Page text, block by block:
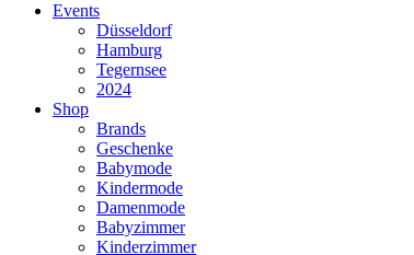
Events
Düsseldorf
Hamburg
Tegernsee
2024
Shop
Brands
Geschenke
Babymode
Kindermode
Damenmode
Babyzimmer
Kinderzimmer